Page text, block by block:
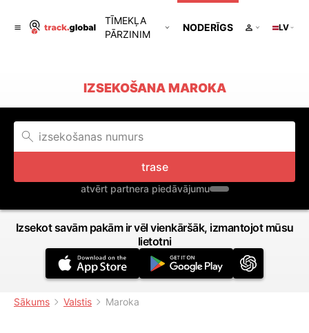
TĪMEKĻA
PĀRZINIM
NODERĪGS LV
IZSEKOŠANA MAROKA
trase
atvērt partnera piedāvājumu
Izsekot savām pakām ir vēl vienkāršāk, izmantojot mūsu
lietotni
Sākums Valstis Maroka